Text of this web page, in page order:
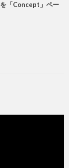
「Concept」ペー